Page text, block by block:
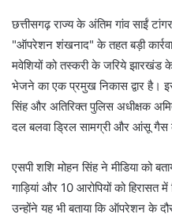
छत्तीसगढ़ राज्य के अंतिम गांव साईं
"ऑपरेशन शंखनाद" के तहत बड़ी
मवेशियों को तस्करी के जरिये झारखंड
भेजने का एक प्रमुख निकास द्वार है।
सिंह और अतिरिक्त पुलिस अधीक्षक
दल बलवा ड्रिल सामग्री और आंसू गैस
एसपी शशि मोहन सिंह ने मीडिया को
गाड़ियां और 10 आरोपियों को हिरासत
उन्होंने यह भी बताया कि ऑपरेशन के